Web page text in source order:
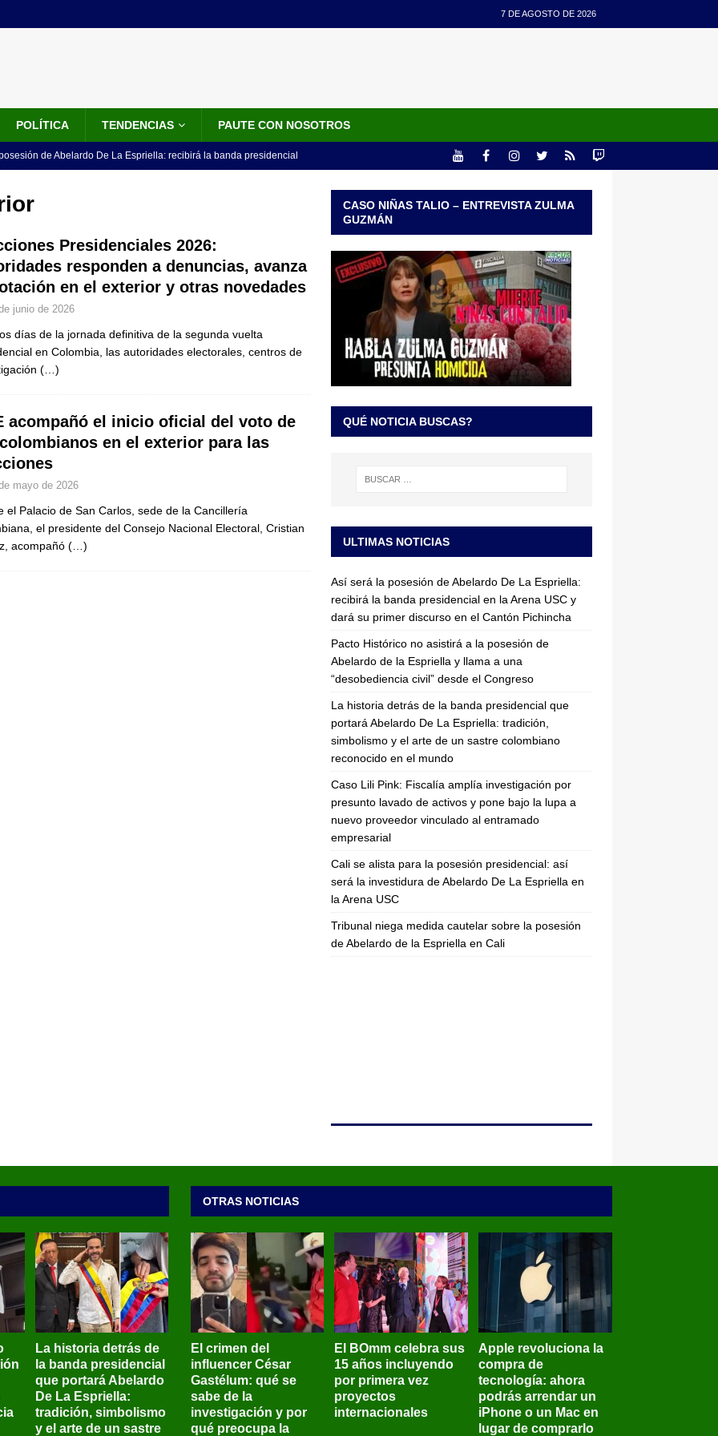
7 DE AGOSTO DE 2026
POLÍTICA TENDENCIAS PAUTE CON NOSOTROS
de Abelardo De La Espriella: recibirá la banda presidencial
no asistirá a la posesión de Abelardo de la Espriella y llama a
LO ÚLTIMO
detrás de la banda presidencial que portará Abelardo De La
de un sastre colombiano reconocido en el mundo LO
Fiscalía amplía investigación por presunto lavado de activos y
vinculado al entramado empresarial
LO ÚLTIMO
Presidenciales 2026:
responden a denuncias, avanza
en el exterior y otras novedades
junio de 2026
días de la jornada definitiva de la segunda vuelta
en Colombia, las autoridades electorales, centros de
(…)
acompañó el inicio oficial del voto de
en el exterior para las
mayo de 2026
el Palacio de San Carlos, sede de la Cancillería
el presidente del Consejo Nacional Electoral, Cristian
acompañó (…)
CASO NIÑAS TALIO – ENTREVISTA ZULMA
GUZMÁN
QUÉ NOTICIA BUSCAS?
ULTIMAS NOTICIAS
Así será la posesión de Abelardo De La Espriella:
recibirá la banda presidencial en la Arena USC y
dará su primer discurso en el Cantón Pichincha
Pacto Histórico no asistirá a la posesión de
Abelardo de la Espriella y llama a una
“desobediencia civil” desde el Congreso
La historia detrás de la banda presidencial que
portará Abelardo De La Espriella: tradición,
simbolismo y el arte de un sastre colombiano
reconocido en el mundo
Caso Lili Pink: Fiscalía amplía investigación por
presunto lavado de activos y pone bajo la lupa a
nuevo proveedor vinculado al entramado
empresarial
Cali se alista para la posesión presidencial: así
será la investidura de Abelardo De La Espriella en
la Arena USC
Tribunal niega medida cautelar sobre la posesión
de Abelardo de la Espriella en Cali
La historia detrás de
la banda presidencial
que portará Abelardo
De La Espriella:
tradición, simbolismo
y el arte de un sastre
OTRAS NOTICIAS
El crimen del
influencer César
Gastélum: qué se
sabe de la
investigación y por
qué preocupa la
El BOmm celebra sus
15 años incluyendo
por primera vez
proyectos
internacionales
Apple revoluciona la
compra de
tecnología: ahora
podrás arrendar un
iPhone o un Mac en
lugar de comprarlo